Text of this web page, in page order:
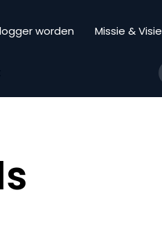
worden Missie & Visie